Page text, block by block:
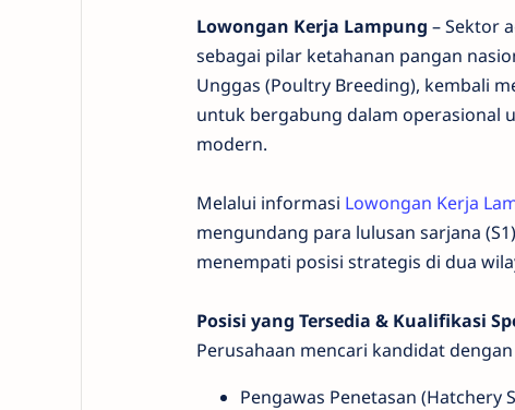
Lowongan Kerja Lampung – Sektor
sebagai pilar ketahanan pangan
Unggas (Poultry Breeding), kembali
untuk bergabung dalam operasional
modern.
Melalui informasi Lowongan Kerja
mengundang para lulusan sarjana
menempati posisi strategis di dua
Posisi yang Tersedia & Kualifikasi
Perusahaan mencari kandidat
Pengawas Penetasan (Hatchery